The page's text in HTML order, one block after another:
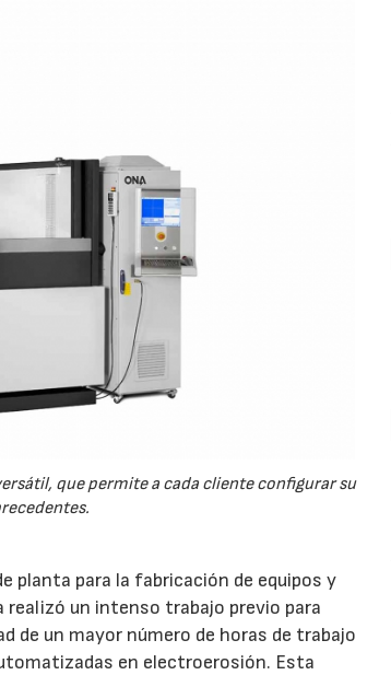
que permite a cada cliente configurar su
planta para la fabricación de equipos y
realizó un intenso trabajo previo para
de un mayor número de horas de trabajo
en electroerosión. Esta